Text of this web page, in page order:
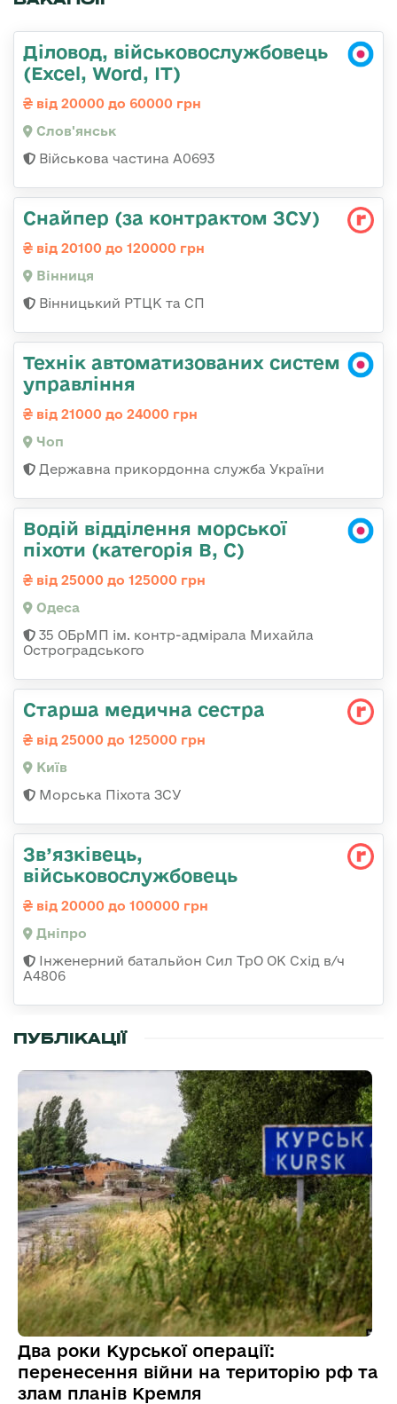
Діловод, військовослужбовець
(Excel, Word, IT)
від 20000 до 60000 грн
Слов'янськ
Військова частина А0693
Снайпер (за контрактом ЗСУ)
від 20100 до 120000 грн
Вінниця
Вінницький РТЦК та СП
Технік автоматизованих систем
управління
від 21000 до 24000 грн
Чоп
Державна прикордонна служба України
Водій відділення морської
піхоти (категорія B, C)
від 25000 до 125000 грн
Одеса
35 ОБрМП ім. контр-адмірала Михайла
Остроградського
Старша медична сестра
від 25000 до 125000 грн
Київ
Морська Піхота ЗСУ
Зв’язківець,
військовослужбовець
від 20000 до 100000 грн
Дніпро
Інженерний батальйон Сил ТрО ОК Схід в/ч
А4806
ПУБЛІКАЦІЇ
Два роки Курської операції:
перенесення війни на територію рф та
злам планів Кремля